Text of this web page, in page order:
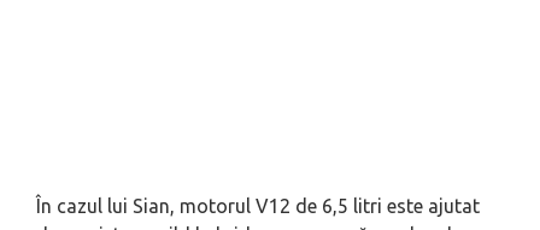
În cazul lui Sian, motorul V12 de 6,5 litri este ajutat